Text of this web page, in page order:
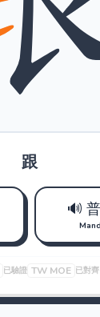
跟
🔊
已驗證 TW MOE 已對齊